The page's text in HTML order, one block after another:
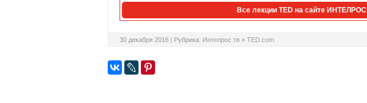
Все лекции TED на сайте ИНТЕЛРОС
30 декабря 2016 | Рубрика: Интелрос.тв » TED.com